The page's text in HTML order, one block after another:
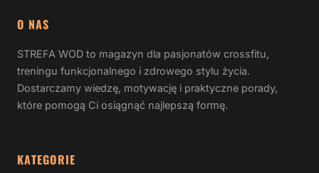
O NAS
STREFA WOD to magazyn dla pasjonatów crossfitu,
treningu funkcjonalnego i zdrowego stylu życia.
Dostarczamy wiedzę, motywację i praktyczne porady,
które pomogą Ci osiągnąć najlepszą formę.
KATEGORIE